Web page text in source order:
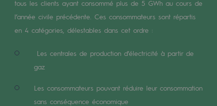
Notre organisation
Gouvernance
Publications institutionnelles
Où nous trouver
tous les clients ayant consommé plus de 5 GWh au cours de
l’année civile précédente. Ces consommateurs sont répartis
en 4 catégories, délestables dans cet ordre :
Les centrales de production d’électricité à partir de
gaz
Les consommateurs pouvant réduire leur consommation
sans conséquence économique